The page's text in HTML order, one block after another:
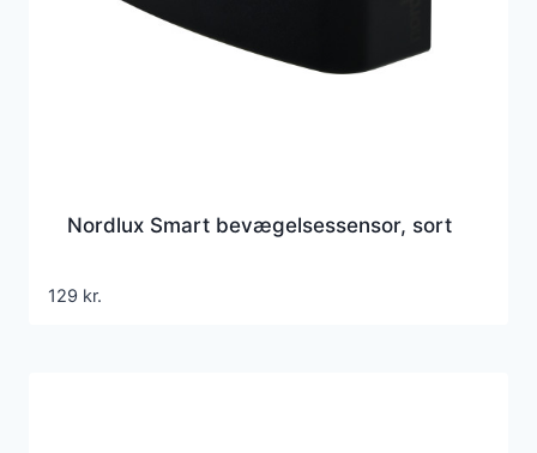
Nordlux Smart bevægelsessensor, sort
129 kr.